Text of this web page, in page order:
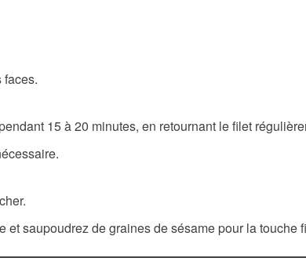
faces.
15 à 20 minutes, en retournant le filet
saupoudrez de graines de sésame pour la touche